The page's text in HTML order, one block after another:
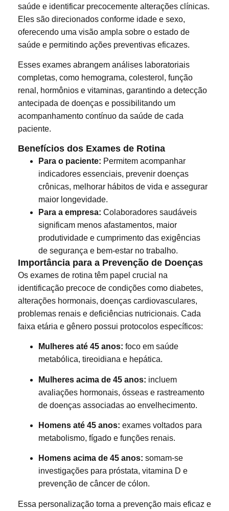
saúde e identificar precocemente alterações clínicas.
Eles são direcionados conforme idade e sexo,
oferecendo uma visão ampla sobre o estado de
saúde e permitindo ações preventivas eficazes.
Esses exames abrangem análises laboratoriais
completas, como hemograma, colesterol, função
renal, hormônios e vitaminas, garantindo a detecção
antecipada de doenças e possibilitando um
acompanhamento contínuo da saúde de cada
paciente.
Benefícios dos Exames de Rotina
Para o paciente: Permitem acompanhar
indicadores essenciais, prevenir doenças
crônicas, melhorar hábitos de vida e assegurar
maior longevidade.
Para a empresa: Colaboradores saudáveis
significam menos afastamentos, maior
produtividade e cumprimento das exigências
de segurança e bem-estar no trabalho.
Importância para a Prevenção de Doenças
Os exames de rotina têm papel crucial na
identificação precoce de condições como diabetes,
alterações hormonais, doenças cardiovasculares,
problemas renais e deficiências nutricionais. Cada
faixa etária e gênero possui protocolos específicos:
Mulheres até 45 anos: foco em saúde
metabólica, tireoidiana e hepática.
Mulheres acima de 45 anos: incluem
avaliações hormonais, ósseas e rastreamento
de doenças associadas ao envelhecimento.
Homens até 45 anos: exames voltados para
metabolismo, fígado e funções renais.
Homens acima de 45 anos: somam-se
investigações para próstata, vitamina D e
prevenção de câncer de cólon.
Essa personalização torna a prevenção mais eficaz e